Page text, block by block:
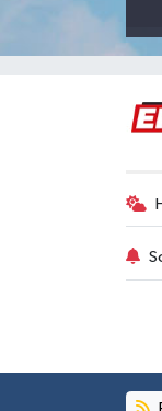
Köşe
Kütahya
Magazin
Otomobil